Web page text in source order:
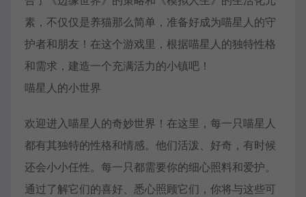
素，不仅仅是养猫那么简单，准备好成为喵星人的守
护者和朋友！在这个游戏里，根据喵星人的独特性格
和需求，建造一个充满活力的小镇吧！
喵星人的小世界
欢迎进入喵星人的奇妙世界！在这里，每一只喵星人
都有其独特的性格和情感。他们活泼、好奇，有时候
还会小小任性。每一只都需要你的细心照料和爱护。
通过了解它们的喜好、悉心照顾它们，你将与这些可